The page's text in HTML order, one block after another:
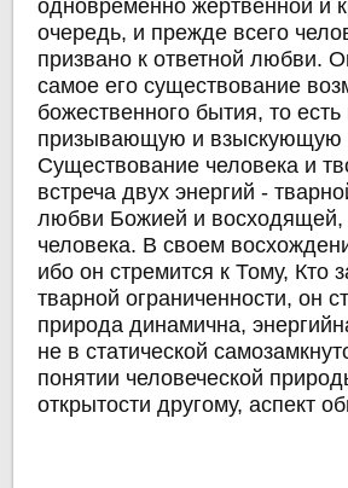
одновременно жертвенной и
очередь, и прежде всего
призвано к ответной любви.
самое его существование
божественного бытия, то
призывающую и взыскующую
Существование человека и
встреча двух энергий -
любви Божией и восходящей,
человека. В своем
ибо он стремится к Тому, Кто
тварной ограниченности, он
природа динамична,
не в статической
понятии человеческой
открытости другому, аспект